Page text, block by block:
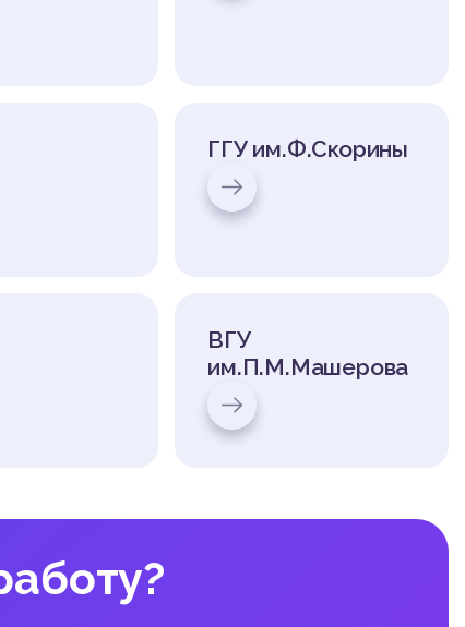
ГГУ им.Ф.Скорины
ВГУ
им.П.М.Машерова